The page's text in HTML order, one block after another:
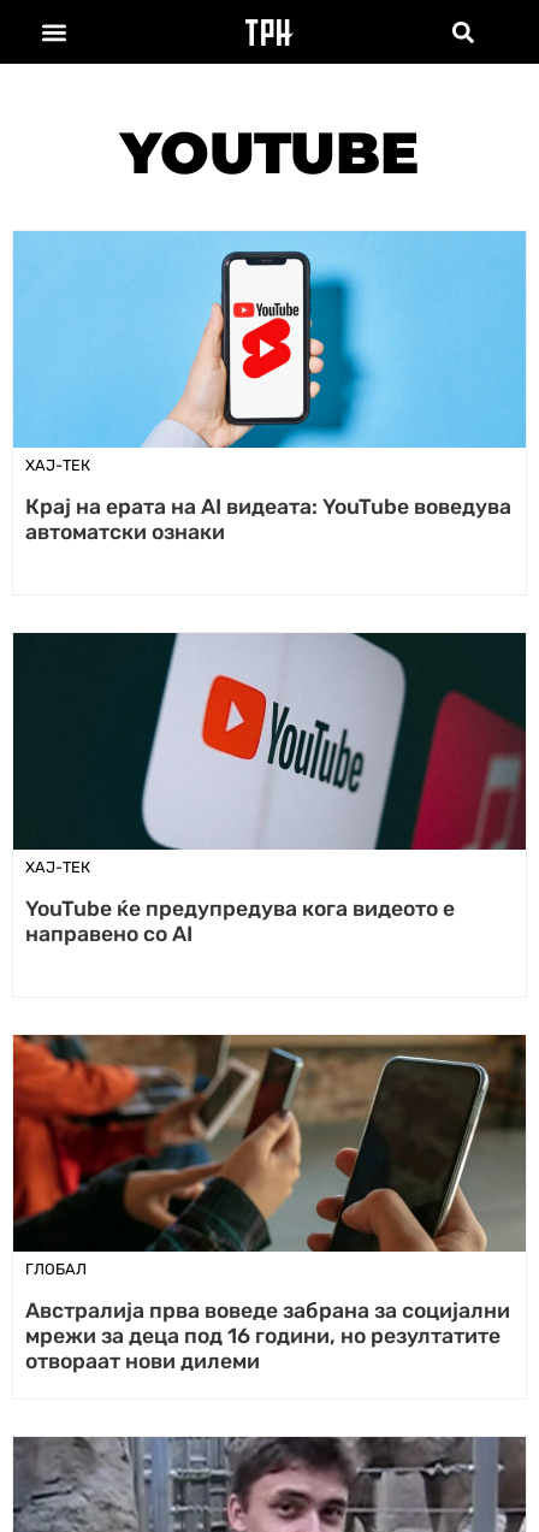
YOUTUBE
ХАЈ-ТЕК
Крај на ерата на AI видеата: YouTube воведува
автоматски ознаки
ХАЈ-ТЕК
YouTube ќе предупредува кога видеото е
направено со AI
ГЛОБАЛ
Австралија прва воведе забрана за социјални
мрежи за деца под 16 години, но резултатите
отвораат нови дилеми